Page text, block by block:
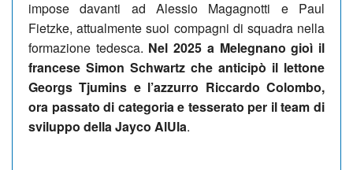
impose davanti ad Alessio Magagnotti e Paul
Fietzke, attualmente suoi compagni di squadra nella
formazione tedesca. Nel 2025 a Melegnano gioì il
francese Simon Schwartz che anticipò il lettone
Georgs Tjumins e l’azzurro Riccardo Colombo,
ora passato di categoria e tesserato per il team di
sviluppo della Jayco AlUla.